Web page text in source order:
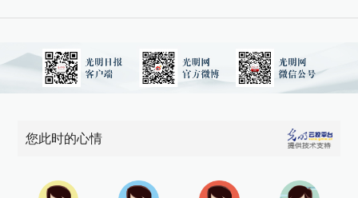
您此时的心情